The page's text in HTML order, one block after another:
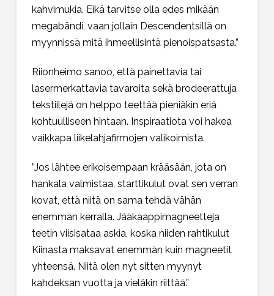
kahvimukia. Eikä tarvitse olla edes mikään
megabändi, vaan jollain Descendentsillä on
myynnissä mitä ihmeellisintä pienoispatsasta.”
Riionheimo sanoo, että painettavia tai
lasermerkattavia tavaroita sekä brodeerattuja
tekstiilejä on helppo teettää pieniäkin eriä
kohtuulliseen hintaan. Inspiraatiota voi hakea
vaikkapa liikelahjafirmojen valikoimista.
”Jos lähtee erikoisempaan krääsään, jota on
hankala valmistaa, starttikulut ovat sen verran
kovat, että niitä on sama tehdä vähän
enemmän kerralla. Jääkaappimagneetteja
teetin viisisataa askia, koska niiden rahtikulut
Kiinasta maksavat enemmän kuin magneetit
yhteensä. Niitä olen nyt sitten myynyt
kahdeksan vuotta ja vieläkin riittää.”